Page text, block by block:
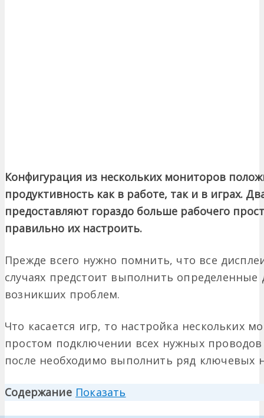
Конфигурация из нескольких мониторов
продуктивность как в работе, так и в играх.
предоставляют гораздо больше рабочего
правильно их настроить.
Прежде всего нужно помнить, что все
случаях предстоит выполнить
возникших проблем.
Что касается игр, то настройка нескольких
простом подключении всех нужных
после необходимо выполнить ряд ключевых
Содержание Показать